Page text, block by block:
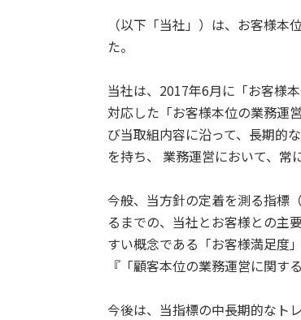
（以下「当社」）は、お客様
た。
当社は、2017年6月に「お客様
対応した「お客様本位の業務運
び当取組内容に沿って、長期的
を持ち、 業務運営において、常
今般、当方針の定着を測る指標
るまでの、当社とお客様との主
すい概念である「お客様満足度
『「顧客本位の業務運営に関す
今後は、当指標の中長期的なト